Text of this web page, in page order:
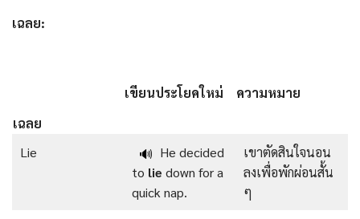
เฉลย:
เฉลย
เขียนประโยคใหม่ ความหมาย
Lie 🔊 He decided
to lie down for a
quick nap.
เขาตัดสินใจนอน
ลงเพื่อพักผ่อนสั้น
ๆ